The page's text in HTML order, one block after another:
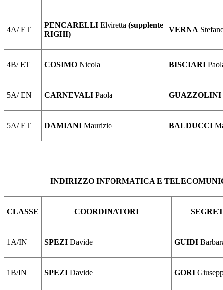
4A/ ET
PENCARELLI Elviretta (supplente
RIGHI)
VERNA
4B/ ET COSIMO Nicola BISCIARI
5A/ EN CARNEVALI Paola GUAZZOLINI
5A/ ET DAMIANI Maurizio BALDUCCI
INDIRIZZO INFORMATICA E
CLASSE COORDINATORI
1A/IN SPEZI Davide GUIDI
1B/IN SPEZI Davide GORI